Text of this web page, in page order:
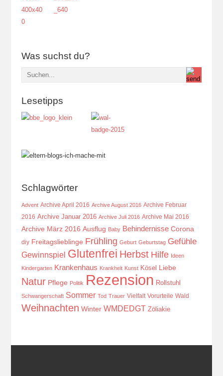
Was suchst du?
Lesetipps
Schlagwörter
Advent Archive April 2016 Archive August 2016 Archive Februar
2016 Archive Januar 2016 Archive Juli 2016 Archive Mai 2016
Archive März 2016 Ausflug Baby Behindernisse Corona
diy Freitagslieblinge Frühling Geburt Geburtstag Gefühle
Gewinnspiel Glutenfrei Herbst Hilfe Ideen
Kindergarten Krankenhaus Krankheit Kunst Kösel Liebe
Natur Pflege Politik Rezension Rollstuhl
Schwangerschaft Sommer Tod Trauer Vielfalt Vorurteile Wald
Weihnachten Winter WMDEDGT Zöliakie